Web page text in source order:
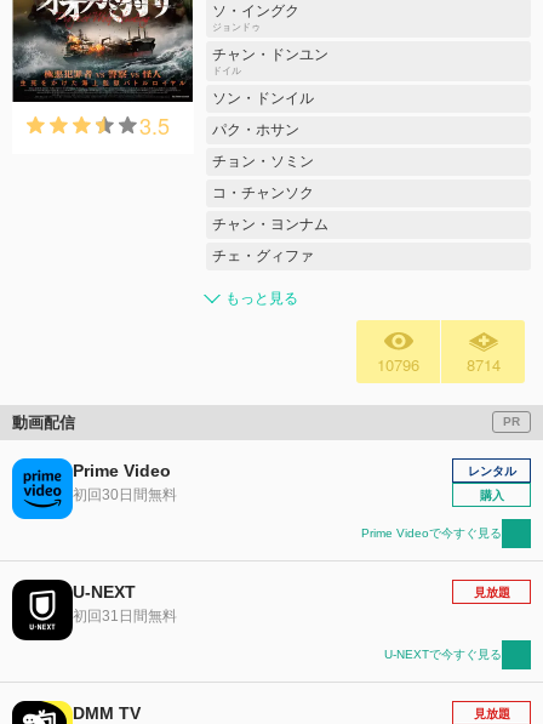
3.5
ソ・イングク
ジョンドゥ
チャン・ドンユン
ドイル
ソン・ドンイル
パク・ホサン
チョン・ソミン
コ・チャンソク
チャン・ヨンナム
チェ・グィファ
もっと見る
10796 8714
動画配信 PR
Prime Video
初回30日間無料
レンタル
購入
Prime Videoで今すぐ見る
U-NEXT
初回31日間無料
見放題
U-NEXTで今すぐ見る
DMM TV 見放題